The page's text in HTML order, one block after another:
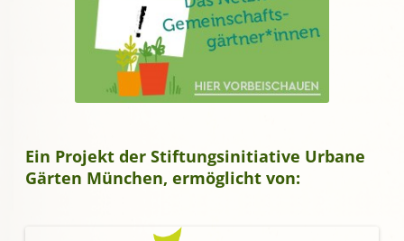
Ein Projekt der Stiftungsinitiative Urbane
Gärten München, ermöglicht von: